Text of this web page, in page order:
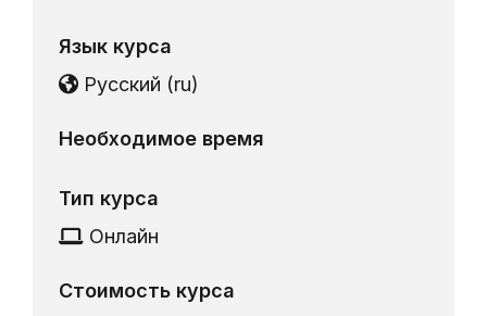
Язык курса
Русский ‎(ru)‎
Необходимое время
Тип курса
Онлайн
Стоимость курса